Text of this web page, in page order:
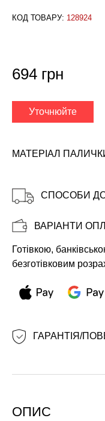
КОД ТОВАРУ: 128924
Копіювати
694 грн
Уточнюйте
МАТЕРІАЛ
СПОСОБИ
ВАРІАНТИ
Готівкою,
безготівковим
ГАРАНТІЯ/
ОПИС